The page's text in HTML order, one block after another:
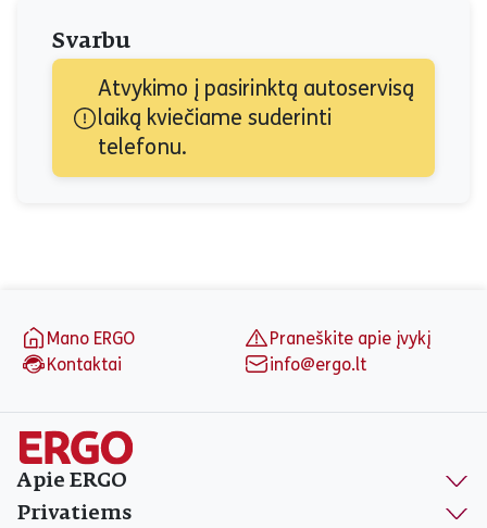
Svarbu
Atvykimo į pasirinktą autoservisą
laiką kviečiame suderinti
telefonu.
Mano ERGO
Praneškite apie įvykį
Kontaktai
info@ergo.lt
Apie ERGO
Privatiems